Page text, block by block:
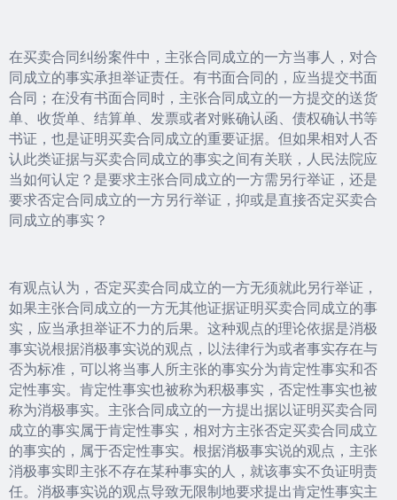
在买卖合同纠纷案件中，主张合同成立的一方当事人，对合
同成立的事实承担举证责任。有书面合同的，应当提交书面
合同；在没有书面合同时，主张合同成立的一方提交的送货
单、收货单、结算单、发票或者对账确认函、债权确认书等
书证，也是证明买卖合同成立的重要证据。但如果相对人否
认此类证据与买卖合同成立的事实之间有关联，人民法院应
当如何认定？是要求主张合同成立的一方需另行举证，还是
要求否定合同成立的一方另行举证，抑或是直接否定买卖合
同成立的事实？
有观点认为，否定买卖合同成立的一方无须就此另行举证，
如果主张合同成立的一方无其他证据证明买卖合同成立的事
实，应当承担举证不力的后果。这种观点的理论依据是消极
事实说根据消极事实说的观点，以法律行为或者事实存在与
否为标准，可以将当事人所主张的事实分为肯定性事实和否
定性事实。肯定性事实也被称为积极事实，否定性事实也被
称为消极事实。主张合同成立的一方提出据以证明买卖合同
成立的事实属于肯定性事实，相对方主张否定买卖合同成立
的事实的，属于否定性事实。根据消极事实说的观点，主张
消极事实即主张不存在某种事实的人，就该事实不负证明责
任。消极事实说的观点导致无限制地要求提出肯定性事实主